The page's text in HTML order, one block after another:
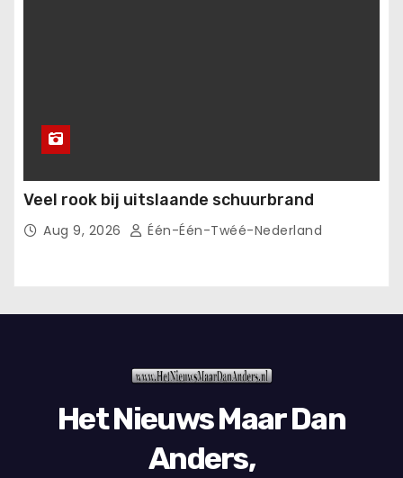
Veel rook bij uitslaande schuurbrand
Aug 9, 2026 Één-Één-Twéé-Nederland
Het Nieuws Maar Dan
Anders,